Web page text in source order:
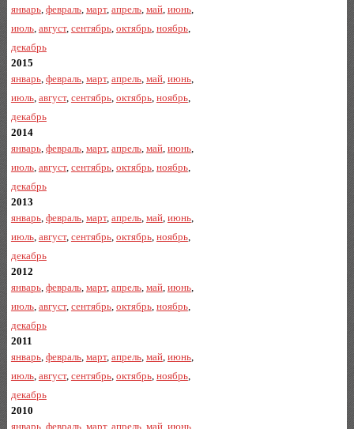
январь, февраль, март, апрель, май, июнь,
июль, август, сентябрь, октябрь, ноябрь,
декабрь
2015
январь, февраль, март, апрель, май, июнь,
июль, август, сентябрь, октябрь, ноябрь,
декабрь
2014
январь, февраль, март, апрель, май, июнь,
июль, август, сентябрь, октябрь, ноябрь,
декабрь
2013
январь, февраль, март, апрель, май, июнь,
июль, август, сентябрь, октябрь, ноябрь,
декабрь
2012
январь, февраль, март, апрель, май, июнь,
июль, август, сентябрь, октябрь, ноябрь,
декабрь
2011
январь, февраль, март, апрель, май, июнь,
июль, август, сентябрь, октябрь, ноябрь,
декабрь
2010
январь, февраль, март, апрель, май, июнь,